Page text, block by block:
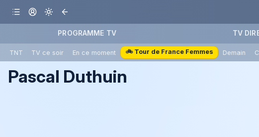
PROGRAMME TV TV
TNT TV ce soir En ce moment 🚲 Tour de France Femmes Demain
Pascal Duthuin